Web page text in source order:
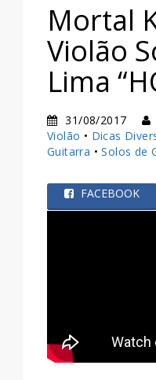
Mortal
Violão
Lima
31/08/2017
Violão • Dicas
Guitarra •Solos de
FACEBOOK